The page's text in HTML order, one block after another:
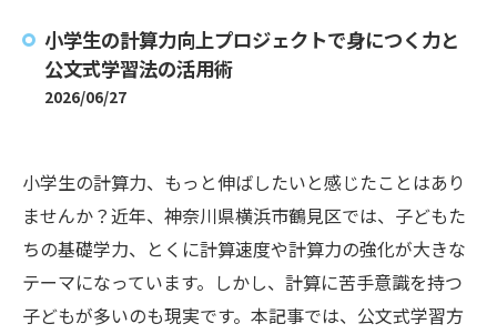
小学生の計算力向上プロジェクトで身につく力と
公文式学習法の活用術
2026/06/27
小学生の計算力、もっと伸ばしたいと感じたことはあり
ませんか？近年、神奈川県横浜市鶴見区では、子どもた
ちの基礎学力、とくに計算速度や計算力の強化が大きな
テーマになっています。しかし、計算に苦手意識を持つ
子どもが多いのも現実です。本記事では、公文式学習方